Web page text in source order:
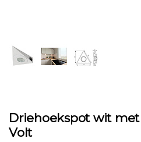
Driehoekspot wit met
Volt